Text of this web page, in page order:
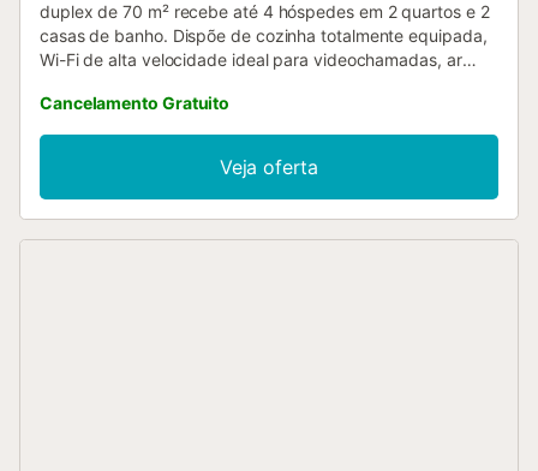
duplex de 70 m² recebe até 4 hóspedes em 2 quartos e 2
casas de banho. Dispõe de cozinha totalmente equipada,
Wi-Fi de alta velocidade ideal para videochamadas, ar
espaço de trabalho dedicado. Desfrutem de vista mar a
partir do vosso terraço privado coberto, terraço
descoberto e varanda privada. Podem relaxar no jardim
partilhado ou refrescar-se no duche exterior. A piscina
exterior comum inclui zona separada para crianças, ideal
Cancelamento Gratuito
Veja oferta